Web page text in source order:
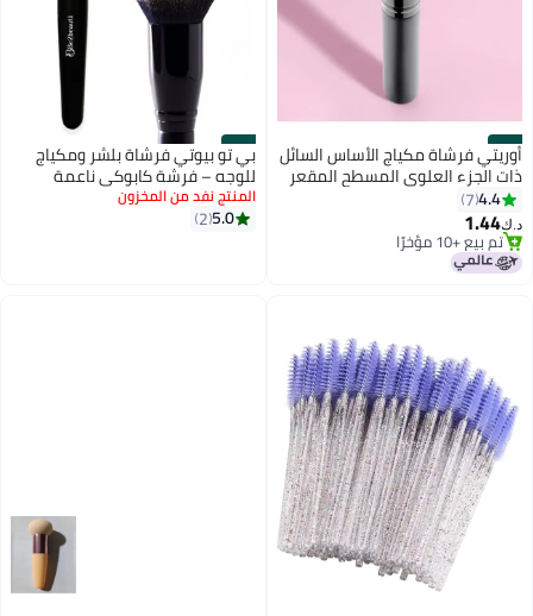
#31
أوريتي فرشاة مكياج الأساس السائل
ذات الجزء العلوي المسطح المقعر
مثالية لمزج الكريم السائل أو
مستحضرات التجميل البودرة للوجه
4.4
7
د.ك‏1.44
تم بيع +10 مؤخرًا
تم بيع +10 مؤخرًا
#32 بي تو بيوتي فرشاة بلشر ومكياج
للوجه – فرشة كابوكي ناعمة
وكثيفة لدمج البلاشر، الكونتور وكريم
الأساس (سائل وبودرة) – أداة ميك
المنتج نفد من المخزون
5.0
2